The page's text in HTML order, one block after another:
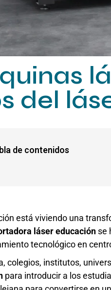
del
de contenidos
está viviendo una
láser educación se
tecnológico en
colegios, institutos,
para introducir a los